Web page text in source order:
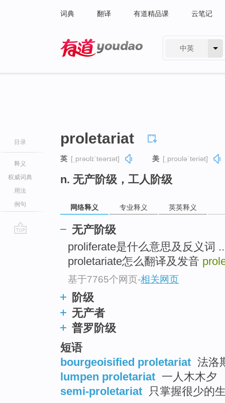
词典 翻译 有道精品课 云笔记
中英
目录
释义
权威词典
用法
例句
proletariat
英 [ˌprəʊlɪˈteərɪət] 美 [ˌproʊləˈteriət]
n. 无产阶级，工人阶级
网络释义 专业释义 英英释义
无产阶级
proliferate是什么意思及反义词
proletariate怎么翻译及发音
基于7765个网页-相关网页
阶级
无产者
普罗阶级
短语
bourgeoisified proletariat 法洛
lumpen proletariat 一人木木夕
semi-proletariat
只掌握很少的